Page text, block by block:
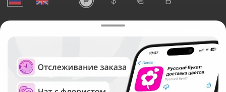
Служба круглосуточной доставки цветов в Кемерово
Русский Букет, 2026
Общество с ограниченной ответственностью «Технология»
ОГРН: 1195476081745, ИНН: 5410081997
Юридический адрес: г. Новосибирск, ул. Ипподромская,
д.42, оф. 3